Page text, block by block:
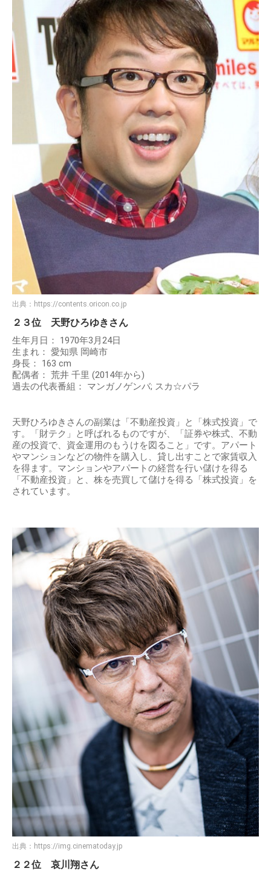
出典： https://contents.oricon.co.jp
２３位 天野ひろゆきさん
生年月日： 1970年3月24日
生まれ： 愛知県 岡崎市
身長： 163 cm
配偶者： 荒井 千里 (2014年から)
過去の代表番組： マンガノゲンバ; スカ☆パラ
天野ひろゆきさんの副業は「不動産投資」と「株式投資」で
す。「財テク」と呼ばれるものですが、「証券や株式、不動
産の投資で、資金運用のもうけを図ること」です。アパート
やマンションなどの物件を購入し、貸し出すことで家賃収入
を得ます。マンションやアパートの経営を行い儲けを得る
「不動産投資」と、株を売買して儲けを得る「株式投資」を
されています。
出典： https://img.cinematoday.jp
２２位 哀川翔さん